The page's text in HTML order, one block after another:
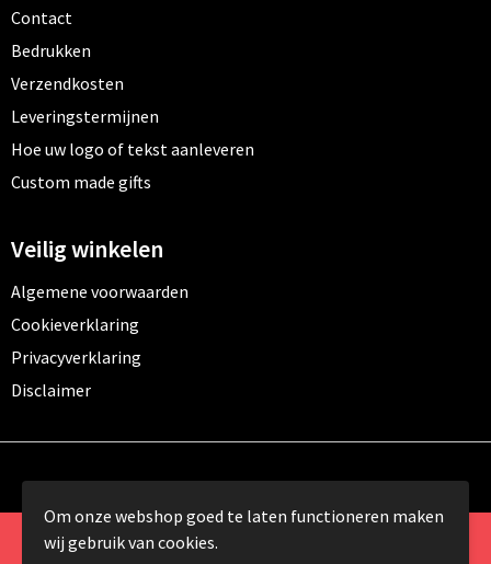
Contact
Bedrukken
Verzendkosten
Leveringstermijnen
Hoe uw logo of tekst aanleveren
Custom made gifts
Veilig winkelen
Algemene voorwaarden
Cookieverklaring
Privacyverklaring
Disclaimer
© Copyright 2024 Promomundo.be alle rechten
Om onze webshop goed te laten functioneren maken
wij gebruik van cookies.